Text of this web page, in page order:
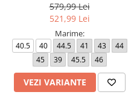
579,99 Lei
521,99 Lei
Marime:
40.5 40 44.5 41 43
44
45
39 45.5 46
VEZI VARIANTE